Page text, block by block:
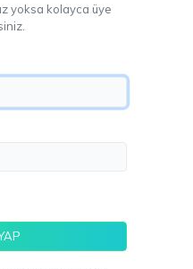
yoksa kolayca üye